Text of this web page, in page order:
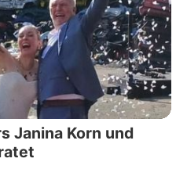
Janina Korn und